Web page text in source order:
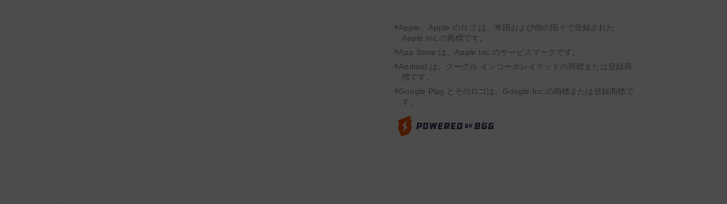
※Apple、Apple のロゴ は、米国および他の国々で登録された
Apple Inc.の商標です。
※App Store は、Apple Inc.のサービスマークです。
※Android は、グーグル インコーポレイテッドの商標または登録商
標です。
※Google Play とそのロゴは、Google Inc.の商標または登録商標で
す。